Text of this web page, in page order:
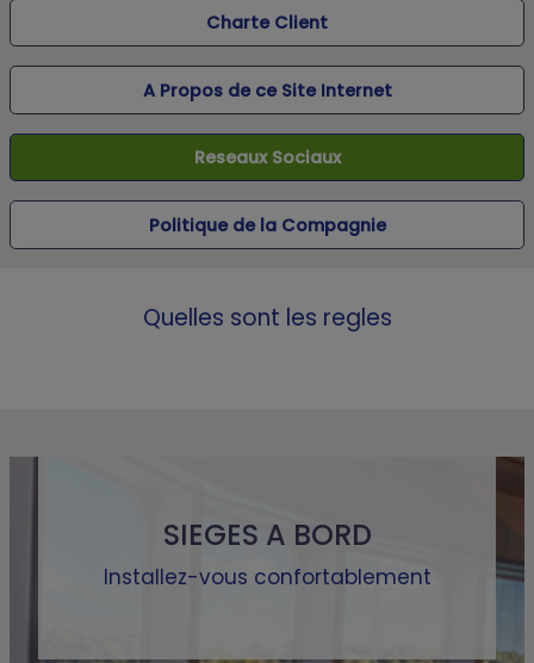
Charte Client
A Propos de ce Site Internet
Reseaux Sociaux
Politique de la Compagnie
Quelles sont les regles
SIEGES A BORD
Installez-vous confortablement